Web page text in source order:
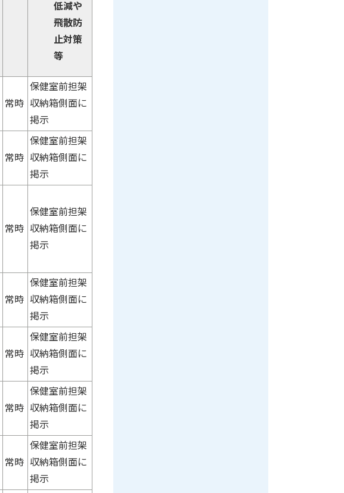
低減や
飛散防
止対策
等
常時
保健室前担架
収納箱側面に
掲示
常時
保健室前担架
収納箱側面に
掲示
常時
保健室前担架
収納箱側面に
掲示
常時
保健室前担架
収納箱側面に
掲示
常時
保健室前担架
収納箱側面に
掲示
常時
保健室前担架
収納箱側面に
掲示
常時
保健室前担架
収納箱側面に
掲示